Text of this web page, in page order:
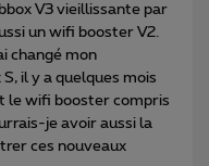
V3 vieillissante par
un wifi booster V2.
changé mon
il y a quelques mois
le wifi booster compris
je avoir aussi la
ces nouveaux